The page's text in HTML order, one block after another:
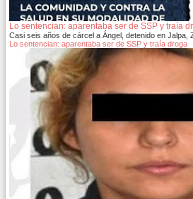
Lo sentencian: aparentaba ser de SSP y traía
Casi seis años de cárcel a Ángel, detenido en Jalpa,
Lo sentencian: aparentaba ser de SSP y traía droga